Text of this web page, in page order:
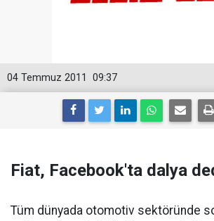
09:37
04 Temmuz 2011
Fiat, Facebook'ta dalya
Tüm dünyada otomotiv sektöründe